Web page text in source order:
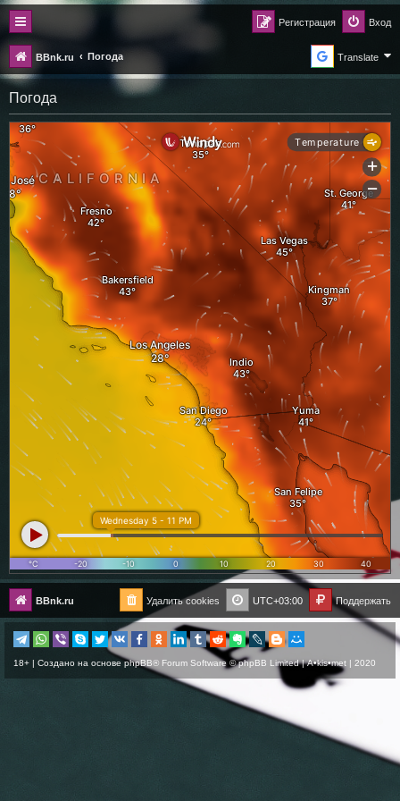
Вход
Регистрация
BBnk.ru Погода Translate
Погода
BBnk.ru Поддержать
UTC+03:00
Удалить cookies
18+ | Создано на основе phpBB® Forum Software © phpBB Limited |A•kis•met | 2020